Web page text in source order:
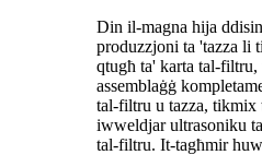
Din il-magna hija
produzzjoni ta 'tazza li
qtugħ ta' karta tal-filtru,
assemblaġġ
tal-filtru u tazza, tikmix
iwweldjar ultrasoniku
tal-filtru. It-tagħmir